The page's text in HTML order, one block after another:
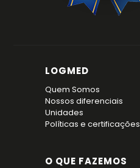
LOGMED
Quem Somos
Nossos diferenciais
Unidades
Políticas e certificações
O QUE FAZEMOS